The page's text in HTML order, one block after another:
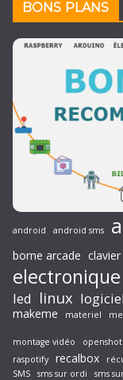
BONS PLANS
android android sms
borne arcade clavier
electronique
led linux logiciel
makeme
materiel
montage vidéo openshot
raspotify recalbox
SMS
sms sur ordi sms